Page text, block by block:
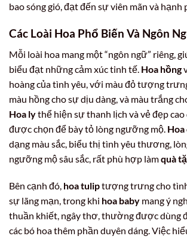
bao sóng gió, đạt đến sự viên mãn và hạnh
Các Loài Hoa Phổ Biến Và Ngôn
Mỗi loài hoa mang một “ngôn ngữ” riêng,
biểu đạt những cảm xúc tinh tế. Hoa hồng
hoàng của tình yêu, với màu đỏ tượng
màu hồng cho sự dịu dàng, và màu trắng
Hoa lythể hiện sự thanh lịch và vẻ đẹp
được chọn để bày tỏ lòng ngưỡng mộ.
dạng màu sắc, biểu thị tình yêu thương,
ngưỡng mộ sâu sắc, rất phù hợp làmquà
Bên cạnh đó, hoa tuliptượng trưng cho
sự lãng mạn, trong khi hoa baby mang ý
thuần khiết, ngây thơ, thường được dùng
các bó hoa thêm phần duyên dáng. Việc